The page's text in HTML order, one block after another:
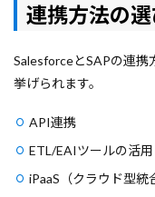
連携方法の
SalesforceとSAPの連携
挙げられます。
API連携
ETL/EAIツールの活用
iPaaS（クラウド型